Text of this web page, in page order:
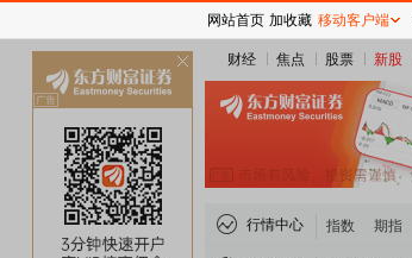
财经 焦点 股票 新股
行情中心 指数 期指
网站首页 加收藏 移动客户端
关